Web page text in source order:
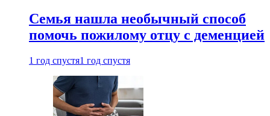
Семья нашла необычный способ
помочь пожилому отцу с деменцией
1 год спустя1 год спустя